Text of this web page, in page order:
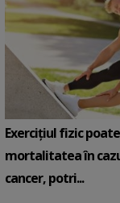
Exercițiul fizic
mortalitatea în
cancer, potri...